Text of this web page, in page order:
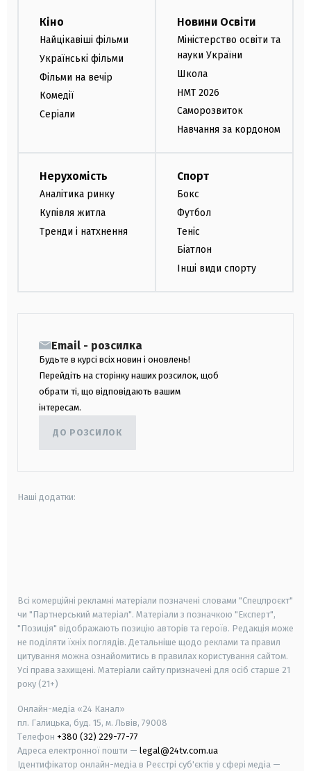
Кіно
Найцікавіші фільми
Українські фільми
Фільми на вечір
Комедії
Серіали
Новини Освіти
Міністерство освіти та
науки України
Школа
НМТ 2026
Саморозвиток
Навчання за кордоном
Нерухомість
Аналітика ринку
Купівля житла
Тренди і натхнення
Спорт
Бокс
Футбол
Теніс
Біатлон
Інші види спорту
Email - розсилка
Будьте в курсі всіх новин і оновлень!
Перейдіть на сторінку наших розсилок, щоб
обрати ті, що відповідають вашим
інтересам.
ДО РОЗСИЛОК
Наші додатки:
Всі комерційні рекламні матеріали позначені словами "Спецпроєкт"
чи "Партнерський матеріал". Матеріали з позначкою "Експерт",
"Позиція" відображають позицію авторів та героїв. Редакція може
не поділяти їхніх поглядів. Детальніше щодо реклами та правил
цитування можна ознайомитись в правилах користування сайтом.
Усі права захищені. Матеріали сайту призначені для осіб старше 21
року (21+)
Онлайн-медіа «24 Канал»
пл. Галицька, буд. 15, м. Львів, 79008
Телефон +380 (32) 229-77-77
Адреса електронної пошти — legal@24tv.com.ua
Ідентифікатор онлайн-медіа в Реєстрі суб'єктів у сфері медіа —